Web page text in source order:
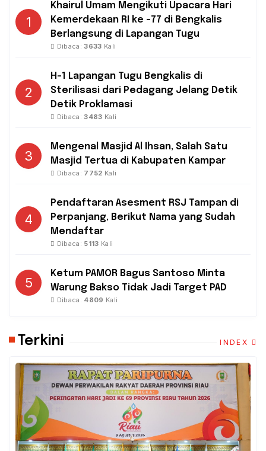
1
Khairul Umam Mengikuti Upacara Hari
Kemerdekaan RI ke -77 di Bengkalis
Berlangsung di Lapangan Tugu
Dibaca:3633 Kali
2
H-1 Lapangan Tugu Bengkalis di
Sterilisasi dari Pedagang Jelang Detik
Detik Proklamasi
Dibaca:3483 Kali
3
Mengenal Masjid Al Ihsan, Salah Satu
Masjid Tertua di Kabupaten Kampar
Dibaca: 7752 Kali
4
Pendaftaran Asesment RSJ Tampan di
Perpanjang, Berikut Nama yang Sudah
Mendaftar
Dibaca: 5113 Kali
5
Ketum PAMOR Bagus Santoso Minta
Warung Bakso Tidak Jadi Target PAD
Dibaca: 4809 Kali
Terkini INDEX